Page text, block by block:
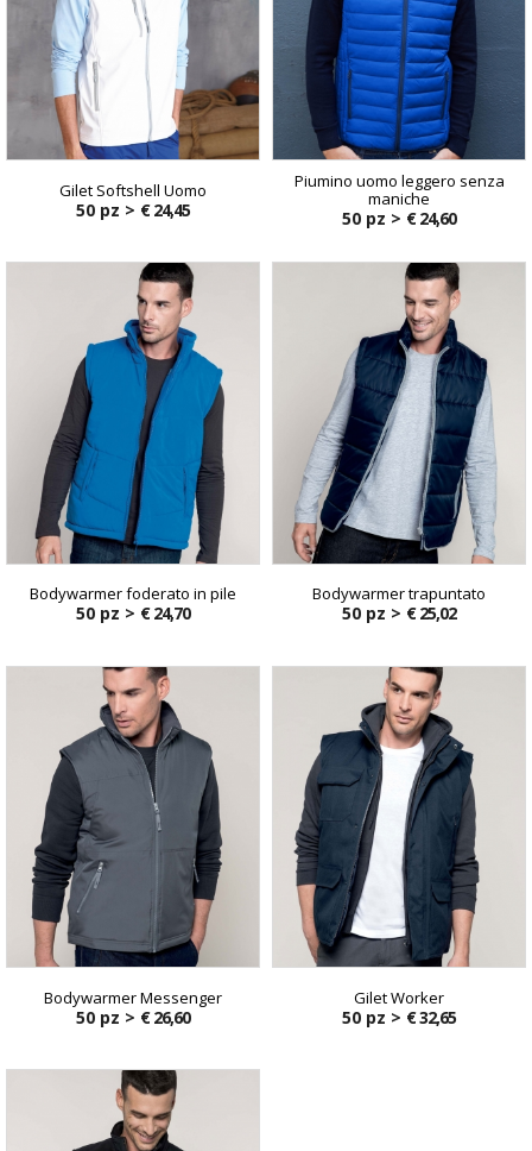
Gilet Softshell Uomo
50 pz > € 24,45
Piumino uomo leggero senza
maniche
50 pz > € 24,60
Bodywarmer foderato in pile
50 pz > € 24,70
Bodywarmer trapuntato
50 pz > € 25,02
Bodywarmer Messenger
50 pz > € 26,60
Gilet Worker
50 pz > € 32,65